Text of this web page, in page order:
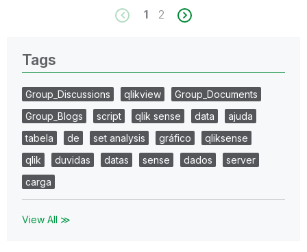
1 2
Tags
Group_Discussions qlikview
Group_Documents
Group_Blogs
script qlik sense data
ajuda
tabela
de set analysis gráfico
qliksense
qlik
duvidas datas sense dados
server
carga
View All ≫